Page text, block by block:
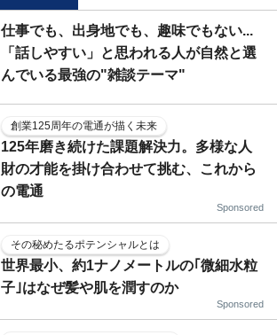
仕事でも、出身地でも、趣味でもない...
「話しやすい」と思われる人が自然と選
んでいる最強の"雑談テーマ"
創業125周年の電通が描く未来
125年磨き続けた課題解決力。多様な人
財の才能を掛け合わせて挑む、これから
の電通
Sponsored
その秘めたるポテンシャルとは
世界最小、約1ナノメートルの｢微細水粒
子｣はなぜ髪や肌を潤すのか
Sponsored